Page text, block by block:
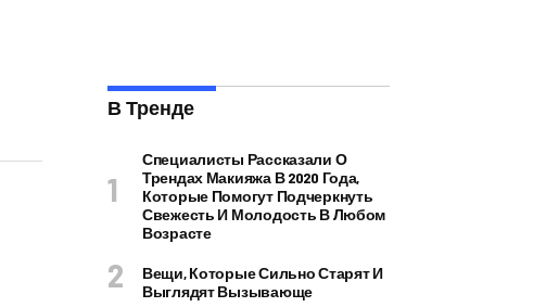
В Тренде
Специалисты Рассказали О
Трендах Макияжа В 2020 Года,
Которые Помогут Подчеркнуть
Свежесть И Молодость В Любом
Возрасте
Вещи, Которые Сильно Старят И
Выглядят Вызывающе